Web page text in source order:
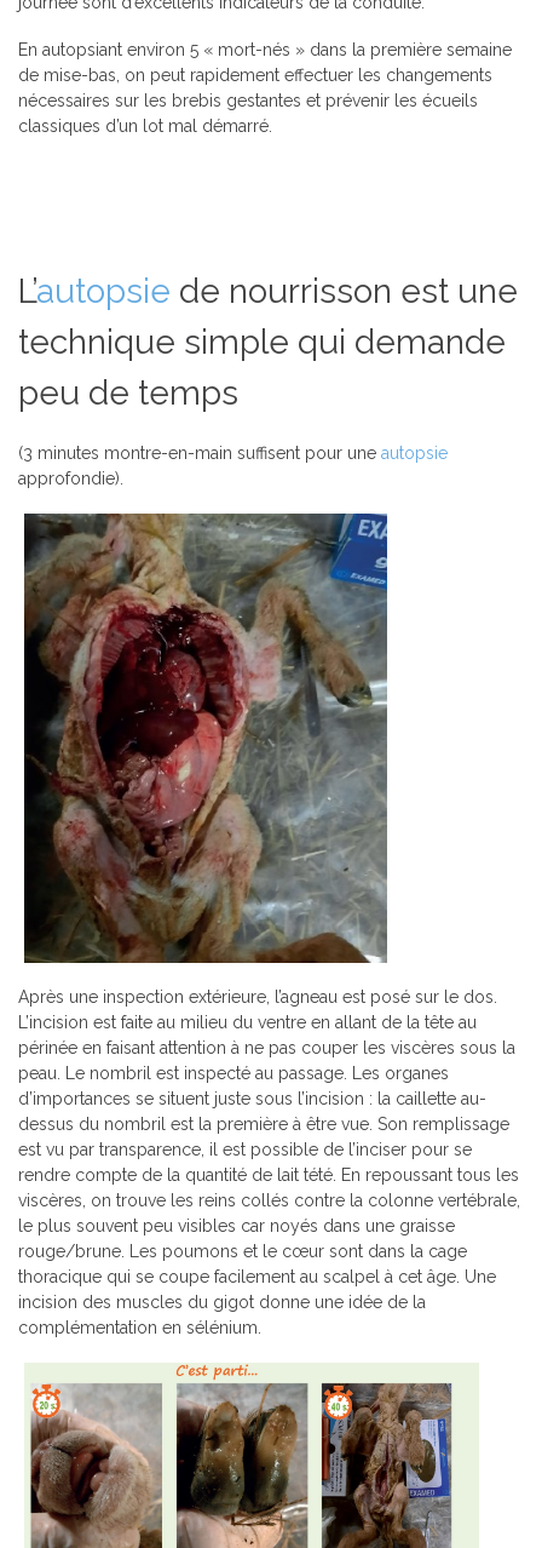
En autopsiant environ 5 « mort-nés » dans la première semaine
de mise-bas, on peut rapidement effectuer les changements
nécessaires sur les brebis gestantes et prévenir les écueils
classiques d’un lot mal démarré.
L’autopsie de nourrisson est une
technique simple qui demande
peu de temps
(3 minutes montre-en-main suffisent pour une autopsie
approfondie).
Après une inspection extérieure, l’agneau est posé sur le dos.
L’incision est faite au milieu du ventre en allant de la tête au
périnée en faisant attention à ne pas couper les viscères sous la
peau. Le nombril est inspecté au passage. Les organes
d’importances se situent juste sous l’incision : la caillette au-
dessus du nombril est la première à être vue. Son remplissage
est vu par transparence, il est possible de l’inciser pour se
rendre compte de la quantité de lait tété. En repoussant tous les
viscères, on trouve les reins collés contre la colonne vertébrale,
le plus souvent peu visibles car noyés dans une graisse
rouge/brune. Les poumons et le cœur sont dans la cage
thoracique qui se coupe facilement au scalpel à cet âge. Une
incision des muscles du gigot donne une idée de la
complémentation en sélénium.